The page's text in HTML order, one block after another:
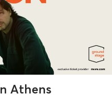
Athens